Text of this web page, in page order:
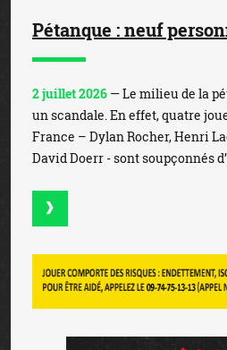
Pétanque : neuf
2 juillet 2026 — Le milieu de la
un scandale. En effet, quatre
France – Dylan Rocher, Henri
David Doerr - sont soupçonnés